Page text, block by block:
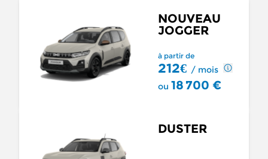
NOUVEAU
JOGGER
à partir de
212€ / mois
ou 18 700 €
DUSTER